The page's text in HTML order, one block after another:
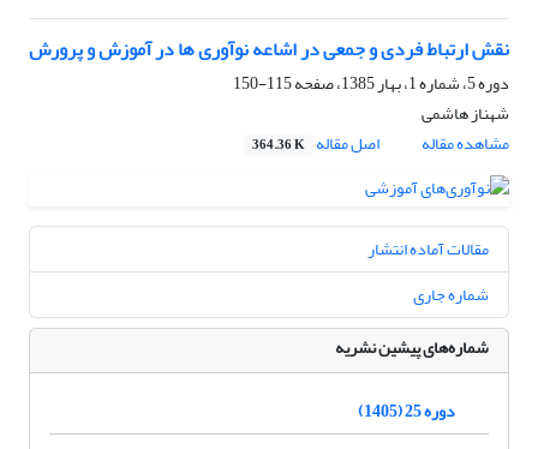
نقش ارتباط فردی و جمعی در اشاعه نوآوری ها در آموزش و پرورش
دوره 5، شماره 1، بهار 1385، صفحه
115-150
شهناز هاشمی
مشاهده مقاله
اصل مقاله 364.36 K
مقالات آماده انتشار
شماره جاری
شماره‌های پیشین نشریه
دوره 25 (1405)